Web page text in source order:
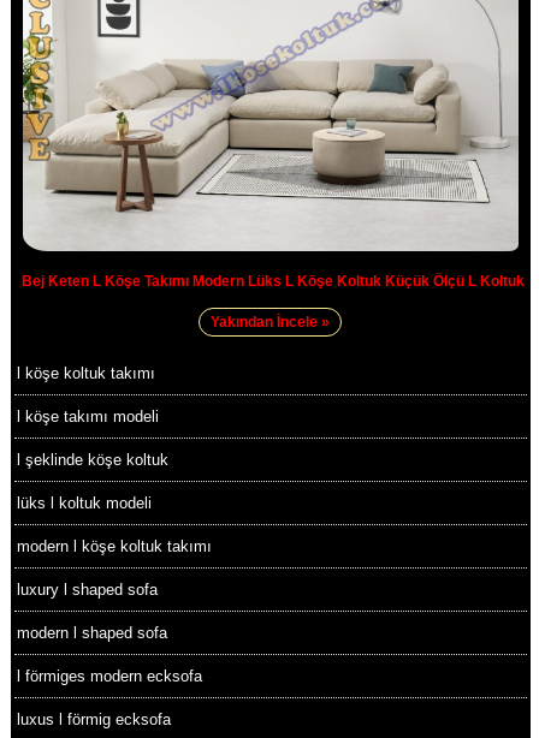
Bej Keten L Köşe Takımı Modern Lüks L Köşe Koltuk Küçük Ölçü L Koltuk
Yakından İncele »
l köşe koltuk takımı
l köşe takımı modeli
l şeklinde köşe koltuk
lüks l koltuk modeli
modern l köşe koltuk takımı
luxury l shaped sofa
modern l shaped sofa
l förmiges modern ecksofa
luxus l förmig ecksofa